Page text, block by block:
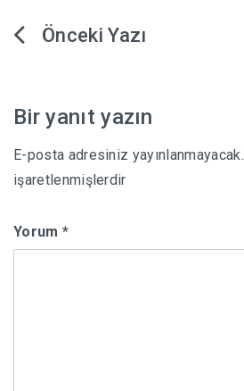
Yazı
Bir yanıt yazın
E-posta adresiniz yayınlanmayacak.
işaretlenmişlerdir
Yorum *